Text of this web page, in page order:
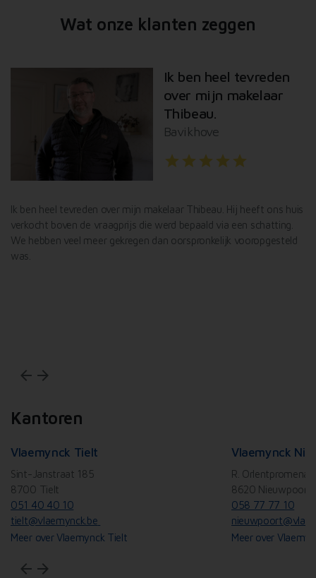
Wat onze klanten zeggen
Ik ben heel tevreden
over mijn makelaar
Thibeau.
Bavikhove
star star star star star
Ik ben heel tevreden over mijn makelaar Thibeau. Hij heeft ons huis
verkocht boven de vraagprijs die werd bepaald via een schatting.
We hebben veel meer gekregen dan oorspronkelijk vooropgesteld
was.
arrow_back arrow_forward
Kantoren
Vlaemynck Tielt
Sint-Janstraat 185
8700 Tielt
051 40 40 10
tielt@vlaemynck.be
Meer over Vlaemynck Tielt
Vlaemynck
R.
8620 Nieuwpoort
058 77 77 10
Meer over
arrow_back arrow_forward